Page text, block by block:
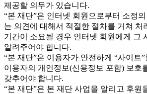
제공할 의무가 있습니다.
“본 재단”은 인터넷 회원으로부터 소정
는 의견에 대해서 적절한 절차를 거쳐 처
기간이 소요될 경우 인터넷 회원에게 그
알려주어야 합니다.
“본 재단”은 이용자가 안전하게 “사이트
이용자의 개인정보(신용정보 포함) 보호
갖추어야 합니다.
“본 재단”은 본 재단 사업을 알리고 후원